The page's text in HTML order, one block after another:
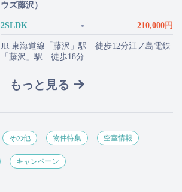
ウズ藤沢）
2SLDK 210,000円
JR 東海道線「藤沢」駅 徒歩12分江ノ島電鉄
「藤沢」駅 徒歩18分
もっと見る
その他 物件特集 空室情報
キャンペーン